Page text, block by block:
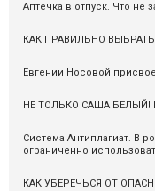
Аптечка в отпуск. Что не
КАК ПРАВИЛЬНО
Евгении Носовой
НЕ ТОЛЬКО САША БЕЛЫЙ!
Система Антиплагиат. В
ограниченно
КАК УБЕРЕЧЬСЯ ОТ